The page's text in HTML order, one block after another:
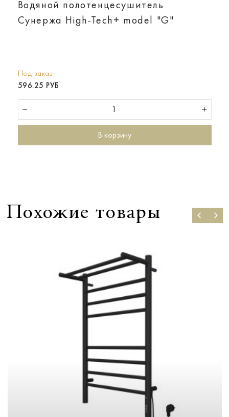
Водяной полотенцесушитель
Сунержа High-Tech+ model "G"
Под заказ
596.25 РУБ
В корзину
Похожие товары